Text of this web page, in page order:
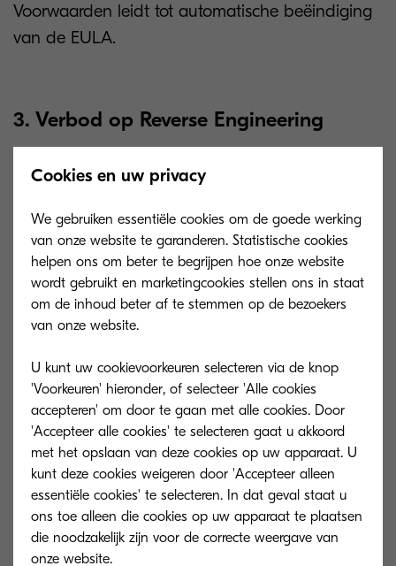
Voorwaarden leidt tot automatische beëindiging
van de EULA.
3. Verbod op Reverse Engineering
De Eindgebruiker mag de Software niet wijzigen,
demonteren of afgeleide werken op basis van de
Software creëren. Elke ongeoorloofde afwijking
van deze voorwaarde leidt tot automatische
beëindiging van de EULA.
4. Distributie
De Eindgebruiker mag de Software of enig deel
daarvan, of enige kopie daarvan, niet verhuren,
leasen, uitlenen, verkopen, publiceren,
distribueren of anderszins beschikbaar stellen
aan derden, waaronder personen binnen of
Cookies en uw privacy
We gebruiken essentiële cookies om de goede werking
van onze website te garanderen. Statistische cookies
helpen ons om beter te begrijpen hoe onze website
wordt gebruikt en marketingcookies stellen ons in staat
om de inhoud beter af te stemmen op de bezoekers
van onze website.
U kunt uw cookievoorkeuren selecteren via de knop
'Voorkeuren' hieronder, of selecteer 'Alle cookies
accepteren' om door te gaan met alle cookies. Door
'Accepteer alle cookies' te selecteren gaat u akkoord
met het opslaan van deze cookies op uw apparaat. U
kunt deze cookies weigeren door 'Accepteer alleen
essentiële cookies' te selecteren. In dat geval staat u
ons toe alleen die cookies op uw apparaat te plaatsen
die noodzakelijk zijn voor de correcte weergave van